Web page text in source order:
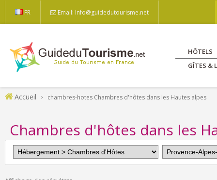
FR Email: Info@guidedutourisme.net
HÔTELS
GÎTES &
Accueil chambres-hotes Chambres d'hôtes dans les Hautes alpes
Chambres d'hôtes dans les